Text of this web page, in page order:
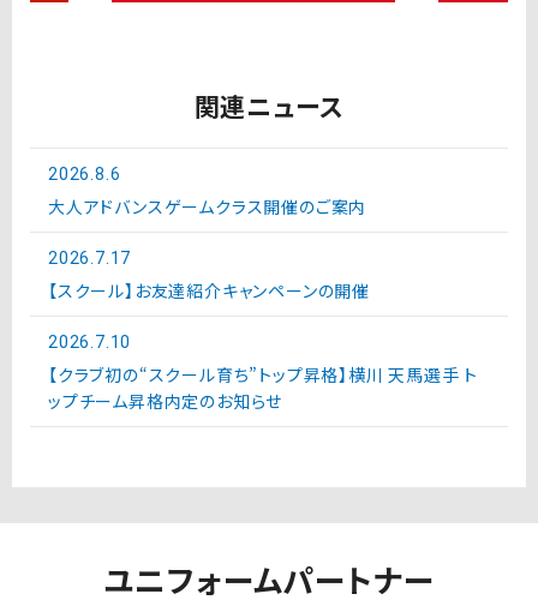
関連ニュース
2026.8.6
大人アドバンスゲームクラス開催のご案内
2026.7.17
【スクール】お友達紹介キャンペーンの開催
2026.7.10
【クラブ初の“スクール育ち”トップ昇格】横川 天馬選手 ト
ップチーム昇格内定のお知らせ
ユニフォームパートナー